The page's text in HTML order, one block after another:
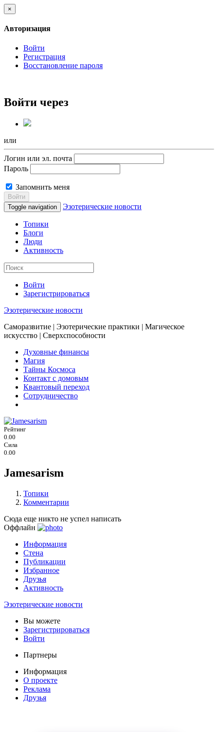
×
Авторизация
Войти
Регистрация
Восстановление пароля
Войти через
или
Логин или эл. почта
Пароль
Запомнить меня
Войти
Toggle navigation
Эзотерические новости
Топики
Блоги
Люди
Активность
Войти
Зарегистрироваться
Эзотерические новости
Саморазвитие | Эзотерические практики | Магическое
искусство | Сверхспособности
Духовные финансы
Магия
Тайны Космоса
Контакт с домовым
Квантовый переход
Сотрудничество
Рейтинг
0.00
Сила
0.00
Jamesarism
Топики
Комментарии
Сюда еще никто не успел написать
Оффлайн
Информация
Стена
Публикации
Избранное
Друзья
Активность
Эзотерические новости
Вы можете
Зарегистрироваться
Войти
Партнеры
Информация
О проекте
Реклама
Друзья